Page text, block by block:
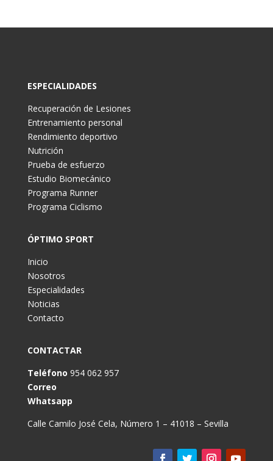
ESPECIALIDADES
Recuperación de Lesiones
Entrenamiento personal
Rendimiento deportivo
Nutrición
Prueba de esfuerzo
Estudio Biomecánico
Programa Runner
Programa Ciclismo
ÓPTIMO SPORT
Inicio
Nosotros
Especialidades
Noticias
Contacto
CONTACTAR
Teléfono 954 062 957
Correo
Whatsapp
Calle Camilo José Cela, Número 1 – 41018 – Sevilla